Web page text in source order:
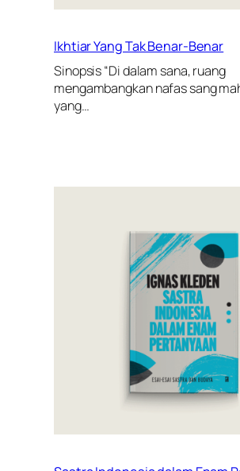
Ikhtiar Yang Tak Benar-Benar
Sinopsis “Di dalam sana, ruang
mengambangkan nafas sang
yang…